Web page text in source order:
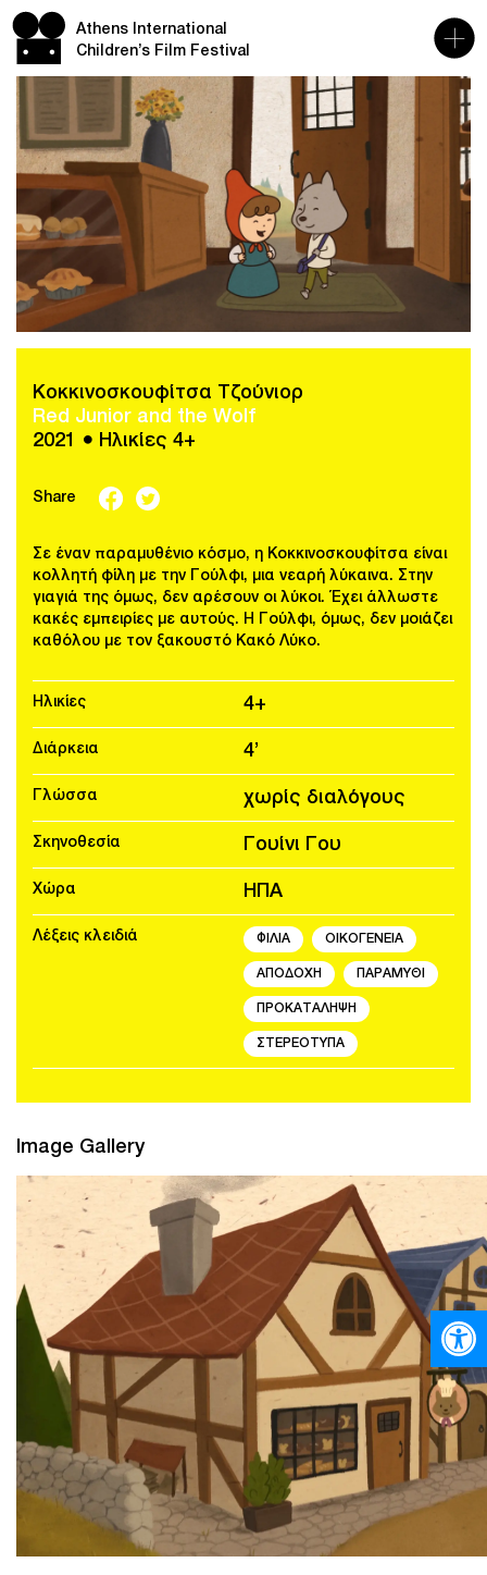
Athens International
Children’s Film Festival
Κοκκινοσκουφίτσα Τζούνιορ
Red Junior and the Wolf
2021 ● Ηλικίες 4+
Share
Σε έναν παραμυθένιο κόσμο, η Κοκκινοσκουφίτσα είναι
κολλητή φίλη με την Γούλφι, μια νεαρή λύκαινα. Στην
γιαγιά της όμως, δεν αρέσουν οι λύκοι. Έχει άλλωστε
κακές εμπειρίες με αυτούς. Η Γούλφι, όμως, δεν μοιάζει
καθόλου με τον ξακουστό Κακό Λύκο.
Ηλικίες 4+
Διάρκεια 4’
Γλώσσα χωρίς διαλόγους
Σκηνοθεσία Γουίνι Γου
Χώρα ΗΠΑ
Λέξεις κλειδιά ΦΙΛΙΑ ΟΙΚΟΓΕΝΕΙΑ
ΑΠΟΔΟΧΗ ΠΑΡΑΜΥΘΙ
ΠΡΟΚΑΤΑΛΗΨΗ
ΣΤΕΡΕΟΤΥΠΑ
Image Gallery